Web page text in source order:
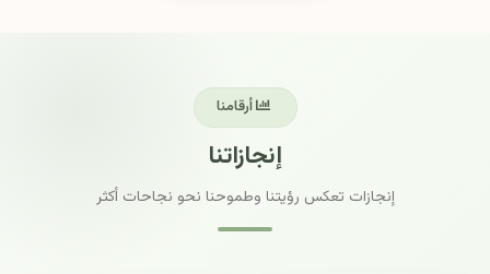
أرقامنا
إنجازاتنا
إنجازات تعكس رؤيتنا وطموحنا نحو نجاحات أكثر